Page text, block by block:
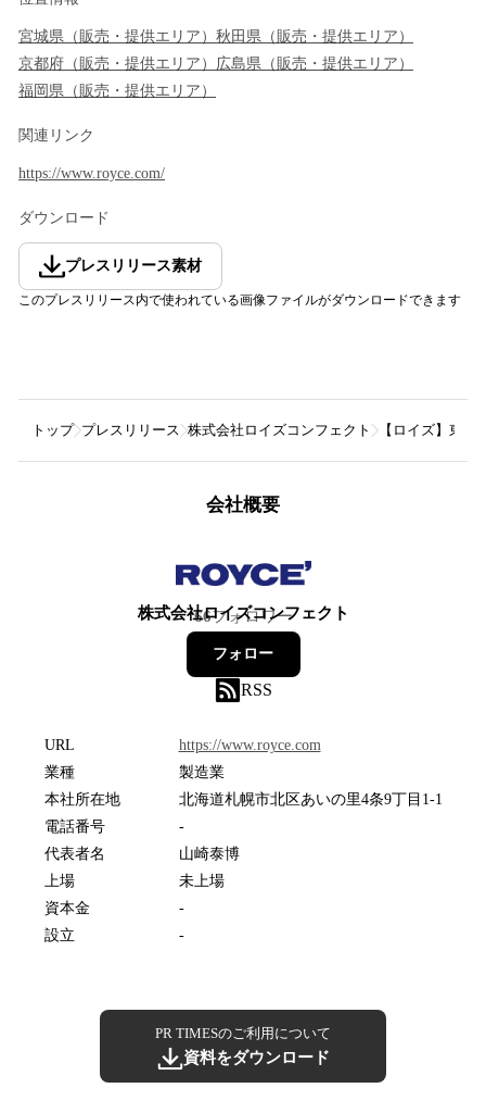
宮城県 （ 販売・提供エリア ） 秋田県 （ 販売・提供エリア ）
京都府 （ 販売・提供エリア ） 広島県 （ 販売・提供エリア ）
福岡県 （ 販売・提供エリア ）
関連リンク
https://www.royce.com/
ダウンロード
プレスリリース素材
このプレスリリース内で使われている画像ファイルがダウンロードできます
トップ プレスリリース 株式会社ロイズコンフェクト 【ロイズ】東
会社概要
株式会社ロイズコンフェクト
66フォロワー
フォロー
RSS
URL
https://www.royce.com
業種
製造業
本社所在地
北海道札幌市北区あいの里4条9丁目1-1
電話番号
-
代表者名
山崎泰博
上場
未上場
資本金
-
設立
-
PR TIMESのご利用について
資料をダウンロード